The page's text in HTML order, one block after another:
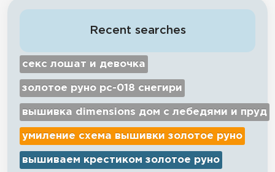
Recent searches
секс лошат и девочка
золотое руно рс-018 снегири
вышивка dimensions дом с лебедями и пруд
умиление схема вышивки золотое руно
вышиваем крестиком золотое руно